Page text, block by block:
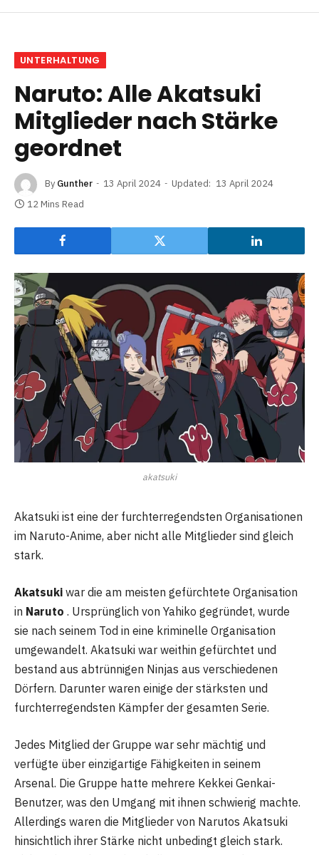
UNTERHALTUNG
Naruto: Alle Akatsuki
Mitglieder nach Stärke
geordnet
By Gunther 13 April 2024 Updated: 13 April 2024
12 Mins Read
akatsuki
Akatsuki ist eine der furchterregendsten Organisationen
im Naruto-Anime, aber nicht alle Mitglieder sind gleich
stark.
Akatsuki war die am meisten gefürchtete Organisation
in Naruto . Ursprünglich von Yahiko gegründet, wurde
sie nach seinem Tod in eine kriminelle Organisation
umgewandelt. Akatsuki war weithin gefürchtet und
bestand aus abtrünnigen Ninjas aus verschiedenen
Dörfern. Darunter waren einige der stärksten und
furchterregendsten Kämpfer der gesamten Serie.
Jedes Mitglied der Gruppe war sehr mächtig und
verfügte über einzigartige Fähigkeiten in seinem
Arsenal. Die Gruppe hatte mehrere Kekkei Genkai-
Benutzer, was den Umgang mit ihnen schwierig machte.
Allerdings waren die Mitglieder von Narutos Akatsuki
hinsichtlich ihrer Stärke nicht unbedingt gleich stark.